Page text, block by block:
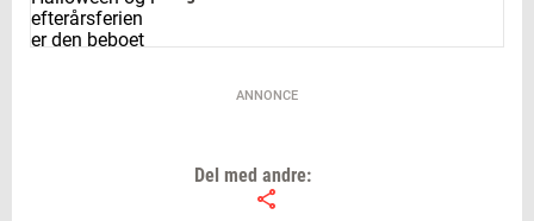
Cirkus: Cirkus Mascot er i både Grindsted,
Fra Hånden, krea-café, Billund: Gratis
ANNONCE
Del med andre: